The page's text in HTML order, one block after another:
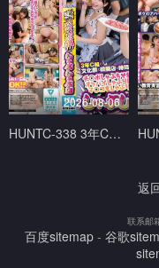
2026-08-06
HUNTC-338 3年C组文化祭模拟店 吃到饱、喝到饱、吸到饱的烧肉店 Hunter
返
联系邮
百度sitemap - 谷歌